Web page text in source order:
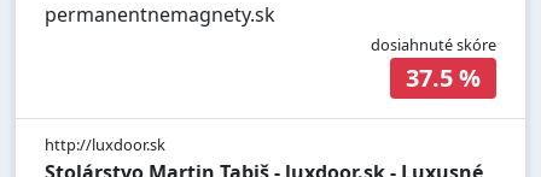
permanentnemagnety.sk
dosiahnuté skóre
37.5 %
http://luxdoor.sk